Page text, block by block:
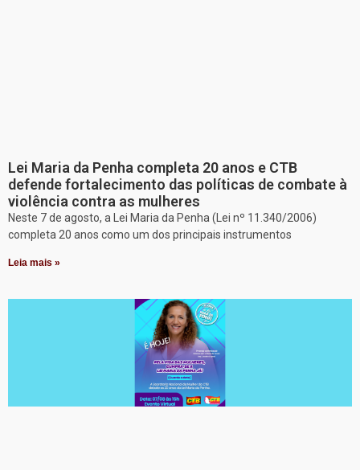
Lei Maria da Penha completa 20 anos e CTB
defende fortalecimento das políticas de combate à
violência contra as mulheres
Neste 7 de agosto, a Lei Maria da Penha (Lei nº 11.340/2006)
completa 20 anos como um dos principais instrumentos
Leia mais »